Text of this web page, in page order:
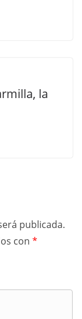
la
publicada.
con *